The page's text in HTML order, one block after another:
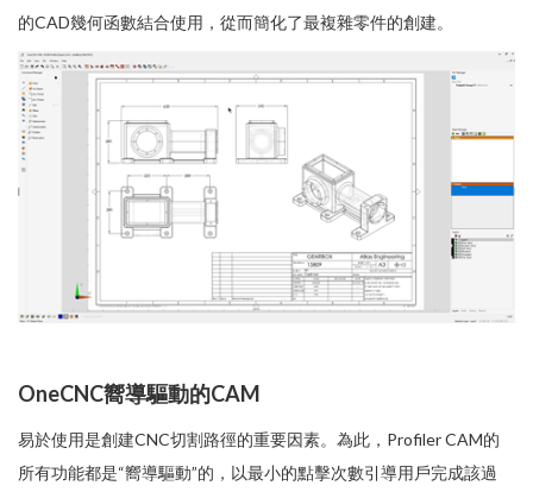
的CAD幾何函數結合使用，從而簡化了最複雜零件的創建。
OneCNC嚮導驅動的CAM
易於使用是創建CNC切割路徑的重要因素。為此，Profiler CAM的
所有功能都是“嚮導驅動”的，以最小的點擊次數引導用戶完成該過